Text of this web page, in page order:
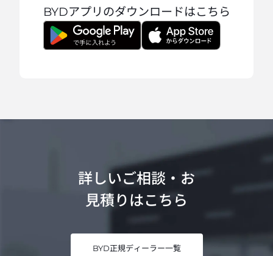
BYDアプリのダウンロードはこちら
詳しいご相談・お
見積りはこちら
BYD正規ディーラー一覧